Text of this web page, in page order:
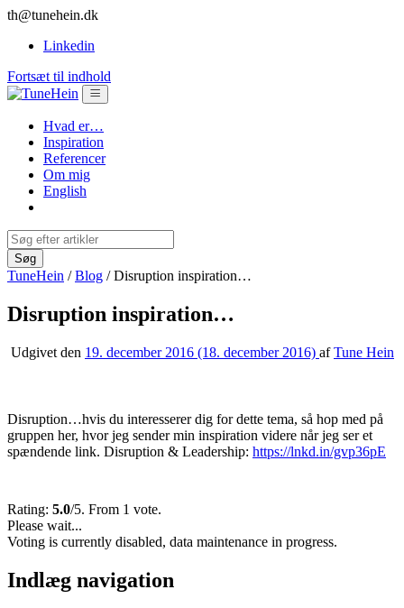
th@tunehein.dk
Linkedin
Fortsæt til indhold
Hvad er…
Inspiration
Referencer
Om mig
English
TuneHein /Blog /Disruption inspiration…
Disruption inspiration…
Udgivet den 19. december 2016 (18. december 2016) af Tune Hein
Disruption…hvis du interesserer dig for dette tema, så hop med på
gruppen her, hvor jeg sender min inspiration videre når jeg ser et
spændende link. Disruption & Leadership: https://lnkd.in/gvp36pE
Rating: 5.0/5. From 1 vote.
Please wait...
Voting is currently disabled, data maintenance in progress.
Indlæg navigation